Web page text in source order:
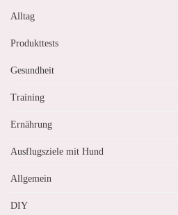
Alltag
Produkttests
Gesundheit
Training
Ernährung
Ausflugsziele mit Hund
Allgemein
DIY